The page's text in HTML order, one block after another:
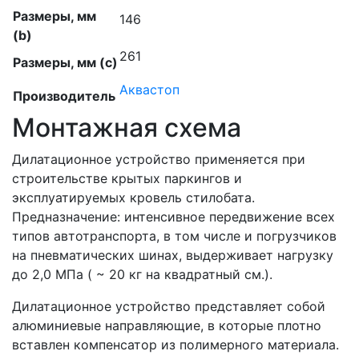
Размеры, мм
(b)
146
Размеры, мм (c) 261
Производитель Аквастоп
Монтажная схема
Дилатационное устройство применяется при
строительстве крытых паркингов и
эксплуатируемых кровель стилобата.
Предназначение: интенсивное передвижение всех
типов автотранспорта, в том числе и погрузчиков
на пневматических шинах, выдерживает нагрузку
до 2,0 МПа ( ~ 20 кг на квадратный см.).
Дилатационное устройство представляет собой
алюминиевые направляющие, в которые плотно
вставлен компенсатор из полимерного материала.